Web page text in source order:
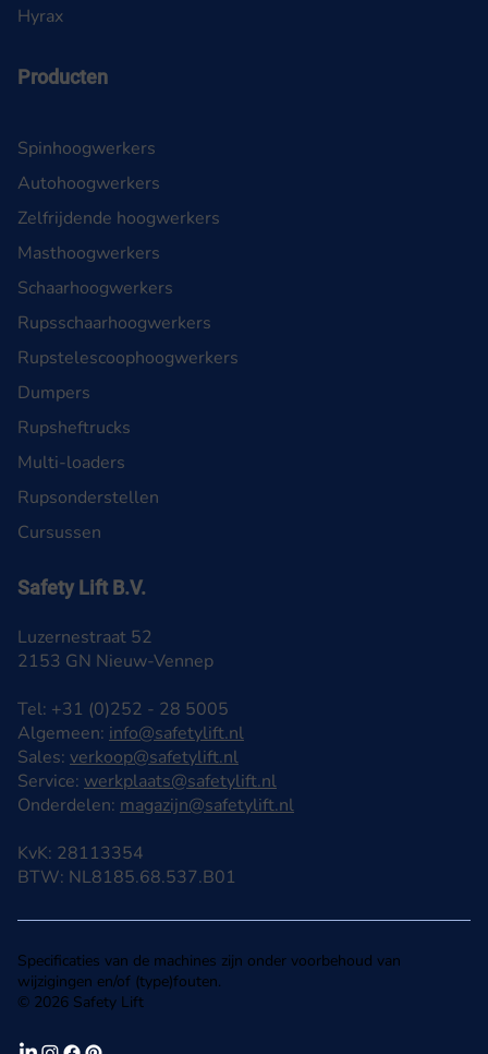
Specificaties van de machines zijn onder voorbehoud van
wijzigingen en/of (type)fouten.
© 2026 Safety Lift
Safety Lift B.V.
Luzernestraat 52
2153 GN Nieuw-Vennep
Tel: +31 (0)252 - 28 5005
Algemeen: info@safetylift.nl
Sales: verkoop@safetylift.nl
Service: werkplaats@safetylift.nl
Onderdelen: magazijn@safetylift.nl
KvK: 28113354
BTW: NL8185.68.537.B01
Hyrax
Producten
Spinhoogwerkers
Autohoogwerkers
Zelfrijdende hoogwerkers
Masthoogwerkers
Schaarhoogwerkers
Rupsschaarhoogwerkers
Rupstelescoophoogwerkers
Dumpers
Rupsheftrucks
Multi-loaders
Rupsonderstellen
Cursussen